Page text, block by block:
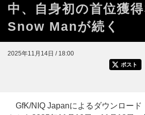
中、自身初の首位獲
Snow Manが続く
2025年11月14日 / 18:00
ポスト
GfK/NIQ Japanによるダウンロード